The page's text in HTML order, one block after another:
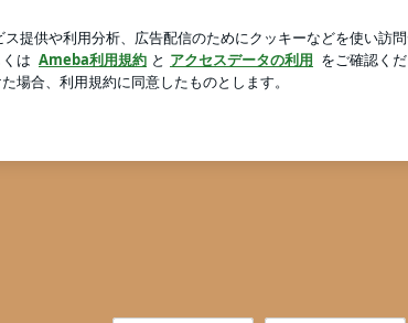
ﾝ&ｽｸｰﾙ&ｼｪｰﾋﾞﾝｸﾞ アウラネイル 大人女性向け
ロ
アウラネイル 大人女性向けシ